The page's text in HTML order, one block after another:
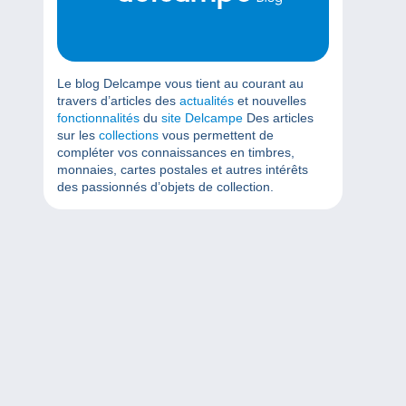
Le blog Delcampe vous tient au courant au
travers d’articles des actualités et nouvelles
fonctionnalités du site Delcampe Des articles
sur les collections vous permettent de
compléter vos connaissances en timbres,
monnaies, cartes postales et autres intérêts
des passionnés d’objets de collection.